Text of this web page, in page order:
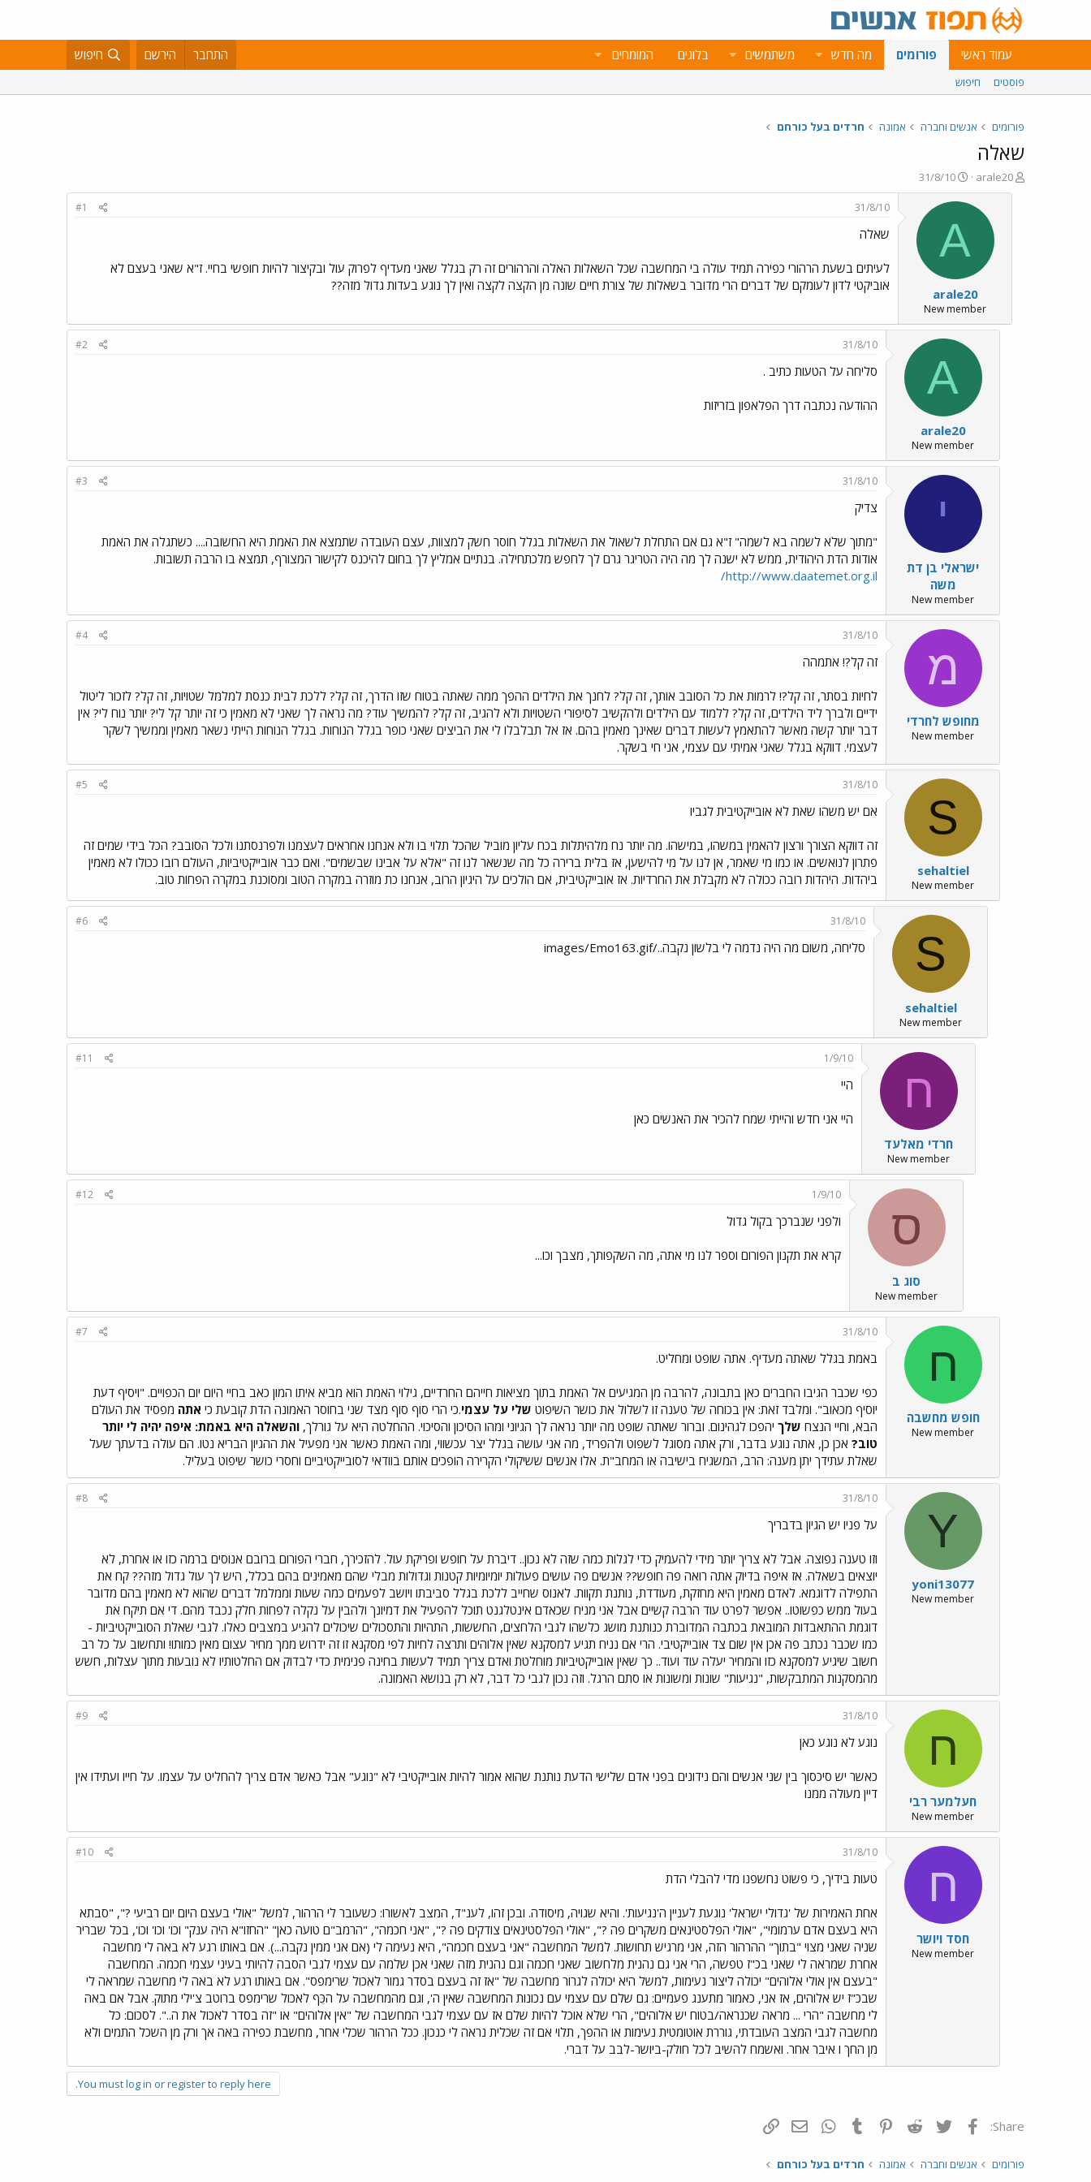
עמוד ראשי פורומים מה חדש משתמשים בלוגים המומחים התחבר הירשם חיפוש
פוסטים חיפוש
פורומים אנשים וחברה אמונה חרדים בעל כורחם
שאלה
פ
ו
arale20
פ
ו
ר
ם
ב
א
ר
י
ך
31/8/10
A
arale20
New member
31/8/10
#1
שאלה
לעיתים בשעת הרהורי כפירה תמיד עולה בי המחשבה שכל השאלות האלה והרהורים זה רק בגלל שאני מעדיף לפרוק עול ובקיצור להיות חופשי בחיי. ז"א שאני בעצם לא
אוביקטי לדון לעומקם של דברים הרי מדובר בשאלות של צורת חיים שונה מן הקצה לקצה ואין לך נוגע בעדות גדול מזה??
A
arale20
New member
31/8/10
#2
סליחה על הטעות כתיב .
ההודעה נכתבה דרך הפלאפון בזריזות
י
ישראלי בן דת
משה
New member
31/8/10
#3
צדיק
"מתוך שלא לשמה בא לשמה" ז"א גם אם התחלת לשאול את השאלות בגלל חוסר חשק למצוות, עצם העובדה שתמצא את האמת היא החשובה.... כשתגלה את האמת
אודות הדת היהודית, ממש לא ישנה לך מה היה הטריגר גרם לך לחפש מלכתחילה. בנתיים אמליץ לך בחום להיכנס לקישור המצורף, תמצא בו הרבה תשובות.
http://www.daatemet.org.il/
מ
מחופש לחרדי
New member
31/8/10
#4
זה קל?! אתמהה
לחיות בסתר, זה קל?! לרמות את כל הסובב אותך, זה קל? לחנך את הילדים ההפך ממה שאתה בטוח שזו הדרך, זה קל? ללכת לבית כנסת למלמל שטויות, זה קל? לזכור ליטול
ידיים ולברך ליד הילדים, זה קל? ללמוד עם הילדים ולהקשיב לסיפורי השטויות ולא להגיב, זה קל? להמשיך עוד? מה נראה לך שאני לא מאמין כי זה יותר קל לי? יותר נוח לי? אין
דבר יותר קשה מאשר להתאמץ לעשות דברים שאינך מאמין בהם. אז אל תבלבלו לי את הביצים שאני כופר בגלל הנוחות. בגלל הנוחות הייתי נשאר מאמין וממשיך לשקר
לעצמי. דווקא בגלל שאני אמיתי עם עצמי, אני חי בשקר.
S
sehaltiel
New member
31/8/10
#5
אם יש משהו שאת לא אובייקטיבית לגביו
זה דווקא הצורך ורצון להאמין במשהו, במישהו. מה יותר נח מלהיתלות בכח עליון מוביל שהכל תלוי בו ולא אנחנו אחראים לעצמנו ולפרנסתנו ולכל הסובב? הכל בידי שמים זה
פתרון לנואשים. או כמו מי שאמר, אן לנו על מי להישען, אז בלית ברירה כל מה שנשאר לנו זה "אלא על אבינו שבשמים". ואם כבר אובייקטיביות, העולם רובו ככולו לא מאמין
ביהדות. היהדות רובה ככולה לא מקבלת את החרדיות. אז אובייקטיבית, אם הולכים על היגיון הרוב, אנחנו כת מוזרה במקרה הטוב ומסוכנת במקרה הפחות טוב.
S
sehaltiel
New member
31/8/10
#6
סליחה, משום מה היה נדמה לי בלשון נקבה../images/Emo163.gif
ח
חרדי מאלעד
New member
1/9/10
#11
היי
היי אני חדש והייתי שמח להכיר את האנשים כאן
ס
סוג ב
New member
1/9/10
#12
ולפני שנברכך בקול גדול
קרא את תקנון הפורום וספר לנו מי אתה, מה השקפותך, מצבך וכו...
ח
חופש מחשבה
New member
31/8/10
#7
באמת בגלל שאתה מעדיף. אתה שופט ומחליט.
כפי שכבר הגיבו החברים כאן בתבונה, להרבה מן המגיעים אל האמת בתוך מציאות חייהם החרדיים, גילוי האמת הוא מביא איתו המון כאב בחיי היום יום הכפויים. "ויסיף דעת
יוסיף מכאוב". ומלבד זאת: אין בכוחה של טענה זו לשלול את כושר השיפוט שלי על עצמי.כי הרי סוף סוף מצד שני בחוסר האמונה הדת קובעת כי אתה מפסיד את העולם
הבא, וחיי הנצח שלך יהפכו לגהינום. וברור שאתה שופט מה יותר נראה לך הגיוני ומהו הסיכון והסיכוי. ההחלטה היא על גורלך, והשאלה היא באמת: איפה יהיה לי יותר
טוב? אכן כן, אתה נוגע בדבר, ורק אתה מסוגל לשפוט ולהפריד, מה אני עושה בגלל יצר עכשווי, ומה האמת כאשר אני מפעיל את ההגיון הבריא נטו. הם עולה בדעתך שעל
שאלת עתידך יתן מענה: הרב, המשגיח בישיבה או המחב"ת. אלו אנשים ששיקולי הקרירה הופכים אותם בוודאי לסובייקטיביים וחסרי כושר שיפוט בעליל.
Y
yoni13077
New member
31/8/10
#8
על פניו יש הגיון בדבריך
וזו טענה נפוצה. אבל לא צריך יותר מידי להעמיק כדי לגלות כמה שזה לא נכון.. דיברת על חופש ופריקת עול. להזכירך, חברי הפורום ברובם אנוסים ברמה כזו או אחרת, לא
יוצאים בשאלה. אז איפה בדיוק אתה רואה פה חופש?? אנשים פה עושים פעולות יומיומיות קטנות וגדולות מבלי שהם מאמינים בהם בכלל, היש לך עול גדול מזה?? קח את
התפילה לדוגמא. לאדם מאמין היא מחזקת, מעודדת, נותנת תקוות. לאנוס שחייב ללכת בגלל סביבתו ויושב לפעמים כמה שעות וממלמל דברים שהוא לא מאמין בהם מדובר
בעול ממש כפשוטו.. אפשר לפרט עוד הרבה קשיים אבל אני מניח שכאדם אינטלגנט תוכל להפעיל את דמיונך ולהבין על נקלה לפחות חלק נכבד מהם. די אם תיקח את
דוגמת ההתאבדות המובאת בכתבה המדוברת כנותנת מושג כלשהו לגבי הלחצים, החששות, התהיות והתסכולים שיכולים להגיע במצבים כאלו. לגבי שאלת הסובייקטיביות -
כמו שכבר נכתב פה אכן אין שום צד אובייקטיבי. הרי אם נניח תגיע למסקנא שאין אלוהים ותרצה לחיות לפי מסקנא זו זה ידרוש ממך מחיר עצום מאין כמותו! ותחשוב על כל רב
חשוב שיגיע למסקנא כזו והמחיר יעלה עוד ועוד.. כך שאין אובייקטיביות מוחלטת ואדם צריך תמיד לעשות בחינה פנימית כדי לבדוק אם החלטותיו לא נובעות מתוך עצלות, חשש
מהמסקנות המתבקשות, "נגיעות" שונות ומשונות או סתם הרגל. וזה נכון לגבי כל דבר, לא רק בנושא האמונה.
ח
חעלמער רבי
New member
31/8/10
#9
נוגע לא נוגע כאן
כאשר יש סיכסוך בין שני אנשים והם נידונים בפני אדם שלישי הדעת נותנת שהוא אמור להיות אובייקטיבי לא "נוגע" אבל כאשר אדם צריך להחליט על עצמו. על חייו ועתידו אין
דיין מעולה ממנו
ח
חסד ויושר
New member
31/8/10
#10
טעות בידיך, כי פשוט נחשפנו מדי להבלי הדת
אחת האמירות של 'גדולי ישראל' נוגעת לעניין ה'נגיעות'. והיא שגויה, מיסודה. ובכן זהו, לענ"ד, המצב לאשורו: כשעובר לי הרהור, למשל "אולי בעצם היום יום רביעי ?", "סבתא
היא בעצם אדם ערמומי", "אולי הפלסטינאים משקרים פה ?", "אולי הפלסטינאים צודקים פה ?", "אני חכמה", "הרמב"ם טועה כאן" "החזו"א היה ענק" וכו' וכו' וכו', בכל שבריר
שניה שאני מצוי "בתוך" ההרהור הזה, אני מרגיש תחושות. למשל המחשבה "אני בעצם חכמה", היא נעימה לי (אם אני ממין נקבה...). אם באותו רגע לא באה לי מחשבה
אחרת שמראה לי שאני בכ"ז טפשה, הרי אני גם נהנית מלחשוב שאני חכמה וגם נהנית מזה שאני אכן שלמה עם עצמי לגבי הסבה להיותי בעיני עצמי חכמה. המחשבה
"בעצם אין אולי אלוהים" יכולה ליצור נעימות, למשל היא יכולה לגרור מחשבה של "אז זה בעצם בסדר גמור לאכול שרימפס". אם באותו רגע לא באה לי מחשבה שמראה לי
שבכ"ז יש אלוהים, אז אני, כאמור מתענג פעמיים: גם שלם עם עצמי עם נכונות המחשבה שאין ה', וגם מהמחשבה על הכֵּף לאכול שרימפס ברוטב צ'ילי מתוק. אבל אם באה
לי מחשבה "הרי ... מראה שכנראה/בטוח יש אלוהים", הרי שלא אוכל להיות שלם אז עם עצמי לגבי המחשבה של "אין אלוהים" או "זה בסדר לאכול את ה..". לסכום: כל
מחשבה לגבי המצב העובדתי, גוררת אוטומטית נעימות או ההפך, תלוי אם זה שכלית נראה לי כנכון. ככל הרהור שכלי אחר, מחשבת כפירה באה אך ורק מן השכל התמים ולא
מן החך ו איבר אחר. ואשמח להשיב לכל חולק-ביושר-לבב על דברי.
You must log in or register to reply here.
Share: פייסבוק Twitter
Reddit
Pinterest
Tumblr
WhatsAppדואר אלקטרוני
פורומים אנשים וחברה אמונה חרדים בעל כורחם